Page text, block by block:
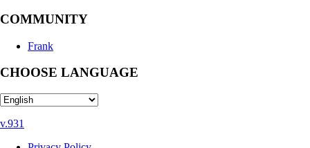
COMMUNITY
Frank
CHOOSE LANGUAGE
v.931